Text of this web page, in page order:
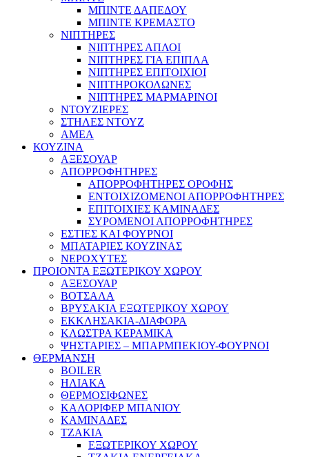
ΜΠΙΝΤΕ ΔΑΠΕΔΟΥ
ΜΠΙΝΤΕ ΚΡΕΜΑΣΤΟ
ΝΙΠΤΗΡΕΣ
ΝΙΠΤΗΡΕΣ ΑΠΛΟΙ
ΝΙΠΤΗΡΕΣ ΓΙΑ ΕΠΙΠΛΑ
ΝΙΠΤΗΡΕΣ ΕΠΙΤΟΙΧΙΟΙ
ΝΙΠΤΗΡΟΚΟΛΩΝΕΣ
ΝΙΠΤΗΡΕΣ ΜΑΡΜΑΡΙΝΟΙ
ΝΤΟΥΖΙΕΡΕΣ
ΣΤΗΛΕΣ ΝΤΟΥΖ
ΑΜΕΑ
ΚΟΥΖΙΝΑ
ΑΞΕΣΟΥΑΡ
ΑΠΟΡΡΟΦΗΤΗΡΕΣ
ΑΠΟΡΡΟΦΗΤΗΡΕΣ ΟΡΟΦΗΣ
ΕΝΤΟΙΧΙΖΟΜΕΝΟΙ ΑΠΟΡΡΟΦΗΤΗΡΕΣ
ΕΠΙΤΟΙΧΙΕΣ ΚΑΜΙΝΑΔΕΣ
ΣΥΡΟΜΕΝΟΙ ΑΠΟΡΡΟΦΗΤΗΡΕΣ
ΕΣΤΙΕΣ ΚΑΙ ΦΟΥΡΝΟΙ
ΜΠΑΤΑΡΙΕΣ ΚΟΥΖΙΝΑΣ
ΝΕΡΟΧΥΤΕΣ
ΠΡΟΙΟΝΤΑ ΕΞΩΤΕΡΙΚΟΥ ΧΩΡΟΥ
ΑΞΕΣΟΥΑΡ
ΒΟΤΣΑΛΑ
ΒΡΥΣΑΚΙΑ ΕΞΩΤΕΡΙΚΟΥ ΧΩΡΟΥ
ΕΚΚΛΗΣΑΚΙΑ-ΔΙΑΦΟΡΑ
ΚΛΩΣΤΡΑ ΚΕΡΑΜΙΚΑ
ΨΗΣΤΑΡΙΕΣ – ΜΠΑΡΜΠΕΚΙΟΥ-ΦΟΥΡΝΟΙ
ΘΕΡΜΑΝΣΗ
BOILER
ΗΛΙΑΚΑ
ΘΕΡΜΟΣΙΦΩΝΕΣ
ΚΑΛΟΡΙΦΕΡ ΜΠΑΝΙΟΥ
ΚΑΜΙΝΑΔΕΣ
ΤΖΑΚΙΑ
ΕΞΩΤΕΡΙΚΟΥ ΧΩΡΟΥ